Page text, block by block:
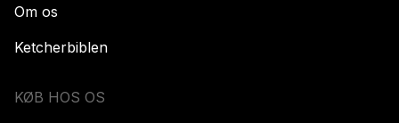
Om os
Ketcherbiblen
KØB HOS OS